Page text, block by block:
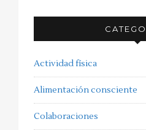
Actividad física
Alimentación consciente
Colaboraciones